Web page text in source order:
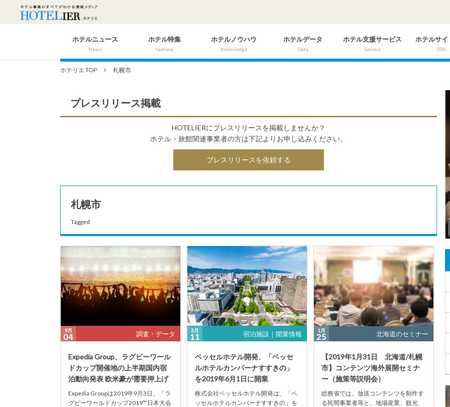
ホテルニュース
News
ホテル特集
feature
ホテルノウハウ
Knowledge
ホテルデータ
Data
ホテル支援サービス
Service
ホテルサイ
OTA
ホテリエ TOP 札幌市
プレスリリース掲載
HOTELIERにプレスリリースを掲載しませんか？
ホテル・旅館関連事業者の方は下記よりお申し込みください。
プレスリリースを依頼する
札幌市
Tagged
9月
04 調査・データ
Expedia Group、ラグビーワール
ドカップ開催地の上半期国内宿
泊動向発表 欧米豪が需要押上げ
Expedia Groupは2019年9月3日、「ラ
グビーワールドカップ2019™日本大会
3月
11 宿泊施設｜開業情報
ベッセルホテル開発、「ベッセ
ルホテルカンパーナすすきの」
を2019年6月1日に開業
株式会社ベッセルホテル開発は、「ベ
ッセルホテルカンパーナすすきの」を
1月
25 北海道のセミナー
【2019年1月31日 北海道/札幌
市】コンテンツ海外展開セミナ
ー（施策等説明会）
総務省では、放送コンテンツを制作す
る民間事業者等と、地場産業、観光